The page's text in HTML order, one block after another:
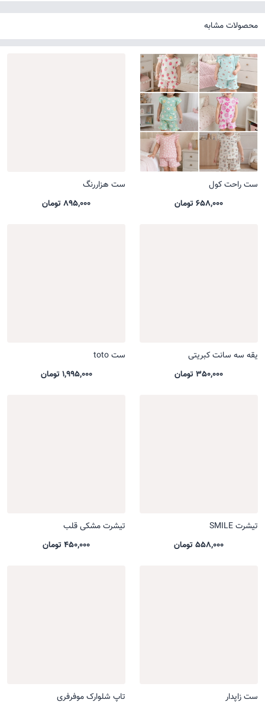
محصولات مشابه
ست راحت کول
658,000 تومان
ست هزاررنگ
895,000 تومان
یقه سه سانت کبریتی
350,000 تومان
ست toto
1,995,000 تومان
تیشرت SMILE
558,000 تومان
تیشرت مشکی قلب
450,000 تومان
ست زاپدار
تاپ شلوارک موفرفری